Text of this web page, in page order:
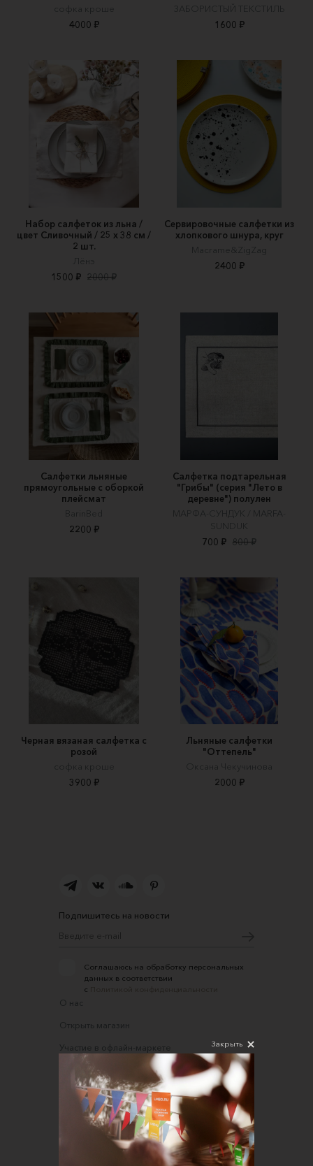
софка кроше
4000 ₽
ЗАБОРИСТЫЙ ТЕКСТИЛЬ
1600 ₽
Набор салфеток из льна /
цвет Сливочный / 25 х 38 см /
2 шт.
Лёнэ
1500 ₽ 2000 ₽
Сервировочные салфетки из
хлопкового шнура, круг
Macrame&ZigZag
2400 ₽
Салфетки льняные
прямоугольные с оборкой
плейсмат
BarinBed
2200 ₽
Салфетка подтарельная
"Грибы" (серия "Лето в
деревне") полулен
МАРФА-СУНДУК / MARFA-
SUNDUK
700 ₽ 800 ₽
Черная вязаная салфетка с
розой
софка кроше
3900 ₽
Льняные салфетки
"Оттепель"
Оксана Чекучинова
2000 ₽
Подпишитесь на новости
Соглашаюсь на обработку персональных
данных в соответствии
с
О нас
Открыть магазин
Участие в офлайн-маркете
Требования к фотографиям
Обратная связь
Соглашение об оказании услуг
Закрыть